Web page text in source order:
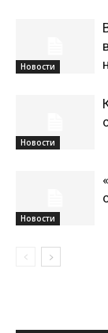
Новости
Новости
Новости